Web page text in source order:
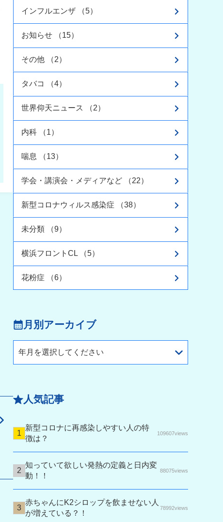
インフルエンザ （5）
お知らせ （15）
その他 （2）
タバコ （4）
世界仰天ニュース （2）
内科 （1）
喘息 （13）
学会・講演会・メディアなど （22）
新型コロナウィルス感染症 （38）
未分類 （9）
横浜フロントCL （5）
花粉症 （6）
月別アーカイブ
年月を選択してください
人気記事
新型コロナに再感染しやすい人の特
徴は？
109607views
知っていて欲しい発熱の定義と日内変
動！！
88075views
赤ちゃんにK2シロップを飲ませない人
が増えている？！
78992views